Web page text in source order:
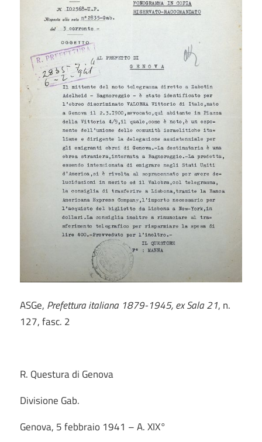
ASGe, Prefettura italiana 1879-1945, ex Sala 21, n.
127, fasc. 2
R. Questura di Genova
Divisione Gab.
Genova, 5 febbraio 1941 – A. XIX°